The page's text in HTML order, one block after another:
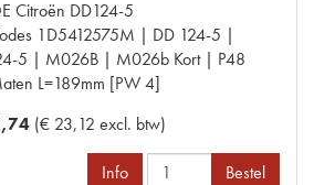
Citroën DD124-5
1D5412575M | DD 124-5 |
5 | M026B | M026b Kort | P48
L=189mm [PW 4]
(€ 23,12 excl. btw)
Info Bestel